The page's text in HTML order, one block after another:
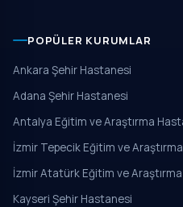
POPÜLER KURUMLAR
Ankara Şehir Hastanesi
Adana Şehir Hastanesi
Antalya Eğitim ve Araştırma
İzmir Tepecik Eğitim ve
İzmir Atatürk Eğitim ve
Kayseri Şehir Hastanesi